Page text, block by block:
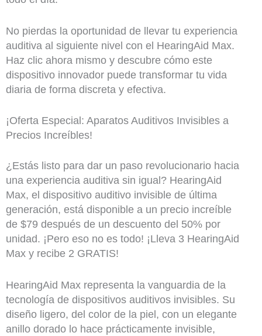
No pierdas la oportunidad de llevar tu experiencia
auditiva al siguiente nivel con el HearingAid Max.
Haz clic ahora mismo y descubre cómo este
dispositivo innovador puede transformar tu vida
diaria de forma discreta y efectiva.
¡Oferta Especial: Aparatos Auditivos Invisibles a
Precios Increíbles!
¿Estás listo para dar un paso revolucionario hacia
una experiencia auditiva sin igual? HearingAid
Max, el dispositivo auditivo invisible de última
generación, está disponible a un precio increíble
de $79 después de un descuento del 50% por
unidad. ¡Pero eso no es todo! ¡Lleva 3 HearingAid
Max y recibe 2 GRATIS!
HearingAid Max representa la vanguardia de la
tecnología de dispositivos auditivos invisibles. Su
diseño ligero, del color de la piel, con un elegante
anillo dorado lo hace prácticamente invisible,